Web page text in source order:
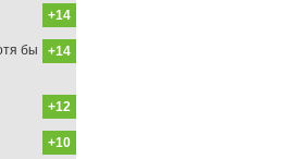
+14
+14
бы
+12
+10